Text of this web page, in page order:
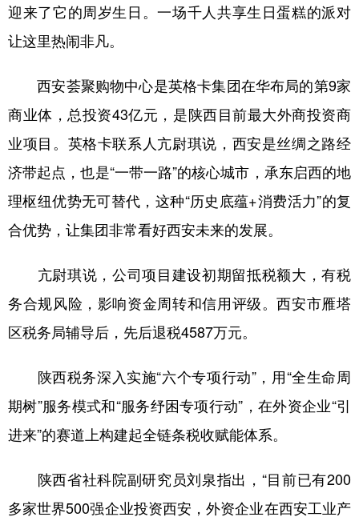
迎来了它的周岁生日。一场千人共享生日蛋糕的派对
让这里热闹非凡。
西安荟聚购物中心是英格卡集团在华布局的第9家
商业体，总投资43亿元，是陕西目前最大外商投资商
业项目。英格卡联系人亢尉琪说，西安是丝绸之路经
济带起点，也是“一带一路”的核心城市，承东启西的地
理枢纽优势无可替代，这种“历史底蕴+消费活力”的复
合优势，让集团非常看好西安未来的发展。
亢尉琪说，公司项目建设初期留抵税额大，有税
务合规风险，影响资金周转和信用评级。西安市雁塔
区税务局辅导后，先后退税4587万元。
陕西税务深入实施“六个专项行动”，用“全生命周
期树”服务模式和“服务纾困专项行动”，在外资企业“引
进来”的赛道上构建起全链条税收赋能体系。
陕西省社科院副研究员刘泉指出，“目前已有200
多家世界500强企业投资西安，外资企业在西安工业产